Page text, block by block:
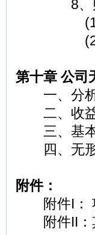
8、财务
(1)财务
(2)项目
第十章 公司
一、分析
二、收益
三、基
四、无形
附件：
附件I：
附件II：